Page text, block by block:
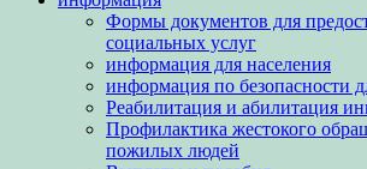
Формы документов для
социальных услуг
информация для населения
информация по безопасности
Реабилитация и абилитация
Профилактика жестокого
пожилых людей